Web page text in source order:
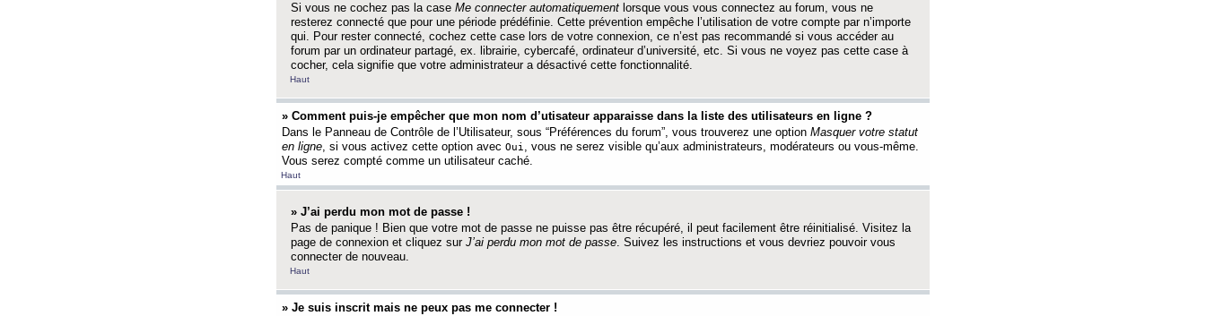
Si vous ne cochez pas la case Me connecter automatiquement lorsque vous vous connectez au forum, vous ne
resterez connecté que pour une période prédéfinie. Cette prévention empêche l’utilisation de votre compte par n’importe
qui. Pour rester connecté, cochez cette case lors de votre connexion, ce n’est pas recommandé si vous accéder au
forum par un ordinateur partagé, ex. librairie, cybercafé, ordinateur d’université, etc. Si vous ne voyez pas cette case à
cocher, cela signifie que votre administrateur a désactivé cette fonctionnalité.
Haut
» Comment puis-je empêcher que mon nom d’utisateur apparaisse dans la liste des utilisateurs en ligne ?
Dans le Panneau de Contrôle de l’Utilisateur, sous “Préférences du forum”, vous trouverez une option Masquer votre statut
en ligne, si vous activez cette option avec Oui , vous ne serez visible qu’aux administrateurs, modérateurs ou vous-même.
Vous serez compté comme un utilisateur caché.
Haut
» J’ai perdu mon mot de passe !
Pas de panique ! Bien que votre mot de passe ne puisse pas être récupéré, il peut facilement être réinitialisé. Visitez la
page de connexion et cliquez sur J’ai perdu mon mot de passe. Suivez les instructions et vous devriez pouvoir vous
connecter de nouveau.
Haut
» Je suis inscrit mais ne peux pas me connecter !